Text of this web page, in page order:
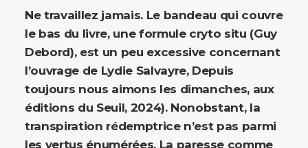
Ne travaillez jamais. Le bandeau qui couvre
le bas du livre, une formule cryto situ (Guy
Debord), est un peu excessive concernant
l’ouvrage de Lydie Salvayre, Depuis
toujours nous aimons les dimanches, aux
éditions du Seuil, 2024). Nonobstant, la
transpiration rédemptrice n’est pas parmi
les vertus énumérées. La paresse comme